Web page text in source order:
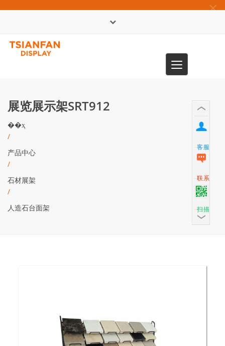
×
Toggle
navigation
展览展示架SRT912
��ҳ
/
产品中心
/
石材展架
/
人造石台面架
客服
联系
扫描